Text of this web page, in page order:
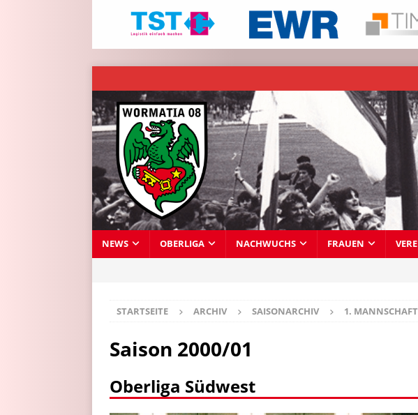
NEWS OBERLIGA NACHWUCHS FRAUEN
STARTSEITE ARCHIV SAISONARCHIV 1. MANNSCHAFT
Saison 2000/01
Oberliga Südwest